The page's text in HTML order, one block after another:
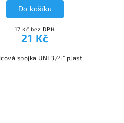
17 Kč bez DPH
21 Kč
Do košíku
spojka UNI 3/4" plast